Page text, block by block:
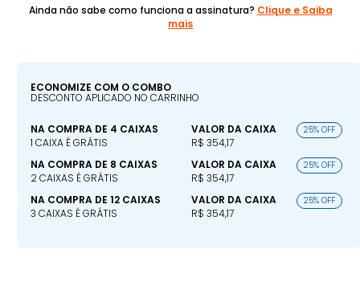
Ainda não sabe como funciona a assinatura? Clique e Saiba
mais
ECONOMIZE COM O COMBO
DESCONTO APLICADO NO CARRINHO
NA COMPRA DE 4 CAIXAS
1 CAIXA É GRÁTIS
VALOR DA CAIXA
R$ 354,17
25% OFF
NA COMPRA DE 8 CAIXAS
2 CAIXAS É GRÁTIS
VALOR DA CAIXA
R$ 354,17
25% OFF
NA COMPRA DE 12 CAIXAS
3 CAIXAS É GRÁTIS
VALOR DA CAIXA
R$ 354,17
25% OFF